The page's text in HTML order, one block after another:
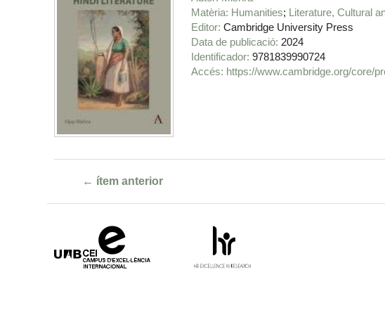
Matèria Humanities Literature, Cultural
Editor Cambridge University Press
Data de publicació 2024
Identificador 9781839990724
https://www.cambridge.org/core/
← ítem anterior
d'Excel·lència